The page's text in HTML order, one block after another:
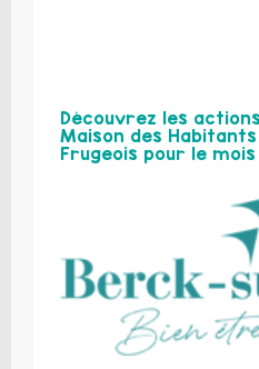
Découvrez les
Maison des
Frugeois pour le